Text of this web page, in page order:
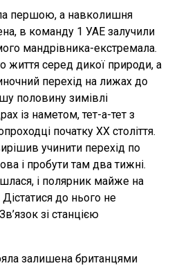
першою, а навколишня
в команду 1 УАЕ залучили
мандрівника-екстремала.
життя серед дикої природи, а
перехід на лижах до
половину зимівлі
із наметом, тет-а-тет з
початку ХХ століття.
учинити перехід по
і пробути там два тижні.
і полярник майже на
до нього не
зі станцією
залишена британцями